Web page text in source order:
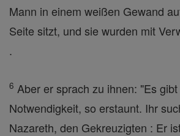
Mann in einem weißen Gewand
Seite sitzt, und sie wurden mit
.
6 Aber er sprach zu ihnen: "Es
Notwendigkeit, so erstaunt. Ihr
Nazareth, den Gekreuzigten : Er